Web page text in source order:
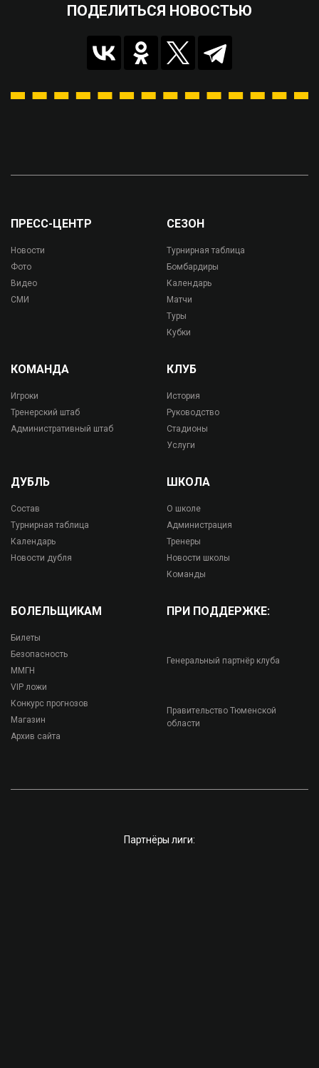
ПОДЕЛИТЬСЯ НОВОСТЬЮ
ПРЕСС-ЦЕНТР
Новости
Фото
Видео
СМИ
СЕЗОН
Турнирная таблица
Бомбардиры
Календарь
Матчи
Туры
Кубки
КОМАНДА
Игроки
Тренерский штаб
Административный штаб
КЛУБ
История
Руководство
Стадионы
Услуги
ДУБЛЬ
Состав
Турнирная таблица
Календарь
Новости дубля
ШКОЛА
О школе
Администрация
Тренеры
Новости школы
Команды
БОЛЕЛЬЩИКАМ
Билеты
Безопасность
ММГН
VIP ложи
Конкурс прогнозов
Магазин
Архив сайта
ПРИ ПОДДЕРЖКЕ:
Генеральный партнёр клуба
Правительство Тюменской
области
Партнёры лиги: